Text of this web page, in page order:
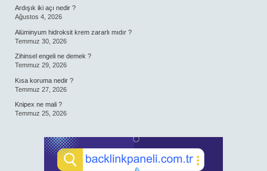
Ardışık iki açı nedir ?
Ağustos 4, 2026
Alüminyum hidroksit krem zararlı mıdır ?
Temmuz 30, 2026
Zihinsel engeli ne demek ?
Temmuz 29, 2026
Kısa koruma nedir ?
Temmuz 27, 2026
Knipex ne mali ?
Temmuz 25, 2026